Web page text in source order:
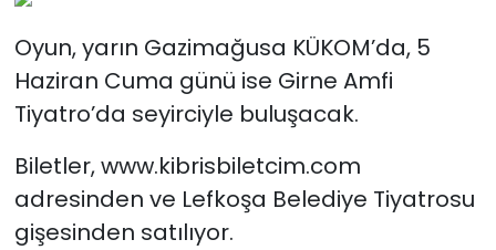
Oyun, yarın Gazimağusa KÜKOM’da, 5
Haziran Cuma günü ise Girne Amfi
Tiyatro’da seyirciyle buluşacak.
Biletler, www.kibrisbiletcim.com
adresinden ve Lefkoşa Belediye Tiyatrosu
gişesinden satılıyor.